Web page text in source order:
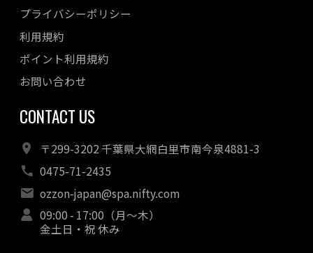
プライバシーポリシー
利用規約
ポイント利用規約
お問い合わせ
CONTACT US
〒299-3202 千葉県大網白里市南今泉4881-3
0475-71-2435
ozzon-japan@spa.nifty.com
09:00 - 17:00（月～木）
金土日・祝 休み